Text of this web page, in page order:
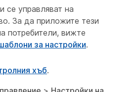
се управляват на
За да приложите тези
потребители, вижте
за настройки.
хъб.